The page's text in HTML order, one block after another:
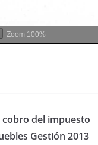
Zoom 100%
cobro del impuesto
Gestión 2013